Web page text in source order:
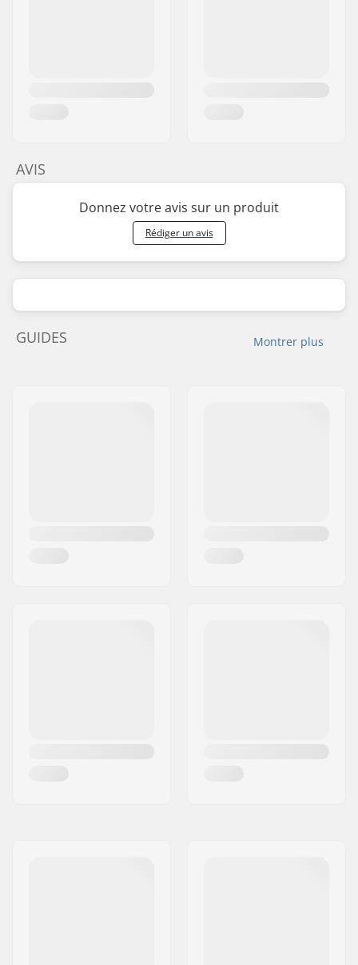
AVIS
Donnez votre avis sur un produit
Rédiger un avis
Montrer plus
GUIDES